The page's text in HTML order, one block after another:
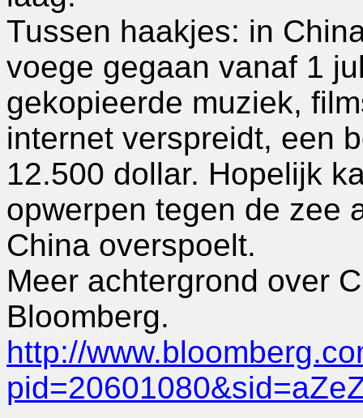
Tussen haakjes: in
voege gegaan vanaf 1
gekopieerde muziek,
internet verspreidt, een
12.500 dollar. Hopelijk
opwerpen tegen de zee
China overspoelt.
Meer achtergrond over
Bloomberg.
http://